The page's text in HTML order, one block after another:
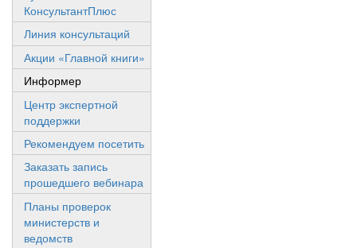
КонсультантПлюс
Линия консультаций
Акции «Главной книги»
Информер
Центр экспертной
поддержки
Рекомендуем посетить
Заказать запись
прошедшего вебинара
Планы проверок
министерств и
ведомств